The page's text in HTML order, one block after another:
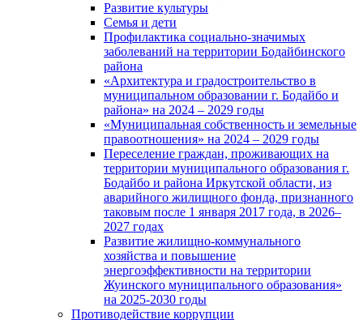
Развитие культуры
Семья и дети
Профилактика социально-значимых
заболеваний на территории Бодайбинского
района
«Архитектура и градостроительство в
муниципальном образовании г. Бодайбо и
района» на 2024 – 2029 годы
«Муниципальная собственность и земельные
правоотношения» на 2024 – 2029 годы
Переселение граждан, проживающих на
территории муниципального образования г.
Бодайбо и района Иркутской области, из
аварийного жилищного фонда, признанного
таковым после 1 января 2017 года, в 2026–
2027 годах
Развитие жилищно-коммунального
хозяйства и повышение
энергоэффективности на территории
Жуинского муниципального образования»
на 2025-2030 годы
Противодействие коррупции